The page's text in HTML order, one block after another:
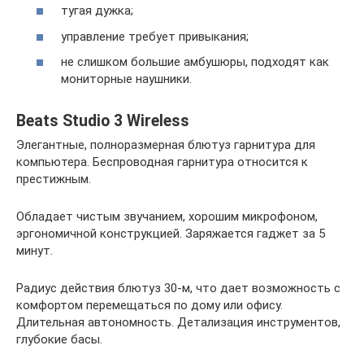
тугая дужка;
управление требует привыкания;
не слишком большие амбушюры, подходят как
мониторные наушники.
Beats Studio 3 Wireless
Элегантные, полноразмерная блютуз гарнитура для
компьютера. Беспроводная гарнитура относится к
престижным.
Обладает чистым звучанием, хорошим микрофоном,
эргономичной конструкцией. Заряжается гаджет за 5
минут.
Радиус действия блютуз 30-м, что дает возможность с
комфортом перемещаться по дому или офису.
Длительная автономность. Детализация инструментов,
глубокие басы.